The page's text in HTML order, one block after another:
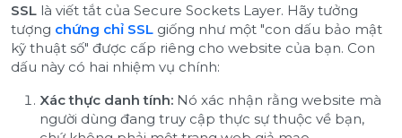
SSL là viết tắt của Secure Sockets Layer. Hãy tưởng
tượng chứng chỉ SSL giống như một "con dấu bảo mật
kỹ thuật số" được cấp riêng cho website của bạn. Con
dấu này có hai nhiệm vụ chính:
Xác thực danh tính: Nó xác nhận rằng website mà
người dùng đang truy cập thực sự thuộc về bạn,